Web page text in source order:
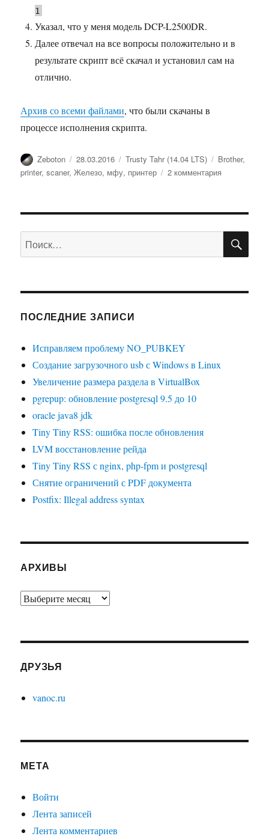
1
Указал, что у меня модель DCP-L2500DR.
Далее отвечал на все вопросы положительно и в
результате скрипт всё скачал и установил сам на
отлично.
Архив со всеми файлами, что были скачаны в
процессе исполнения скрипта.
Автор
Zeboton Опубликовано
28.03.2016 Рубрики
Trusty Tahr (14.04 LTS) Метки
Brother,
printer,scaner,Железо, мфу, принтер 2 комментария
для
Brother
DCP-
L2500DR
Искать:
ПОСЛЕДНИЕ ЗАПИСИ
Исправляем проблему NO_PUBKEY
Создание загрузочного usb с Windows в Linux
Увеличение размера раздела в VirtualBox
pgrepup: обновление postgresql 9.5 до 10
oracle java8 jdk
Tiny Tiny RSS: ошибка после обновления
LVM восстановление рейда
Tiny Tiny RSS с nginx, php-fpm и postgresql
Снятие ограничений с PDF документа
Postfix: Illegal address syntax
АРХИВЫ
Архивы
ДРУЗЬЯ
vanoc.ru
МЕТА
Войти
Лента записей
Лента комментариев